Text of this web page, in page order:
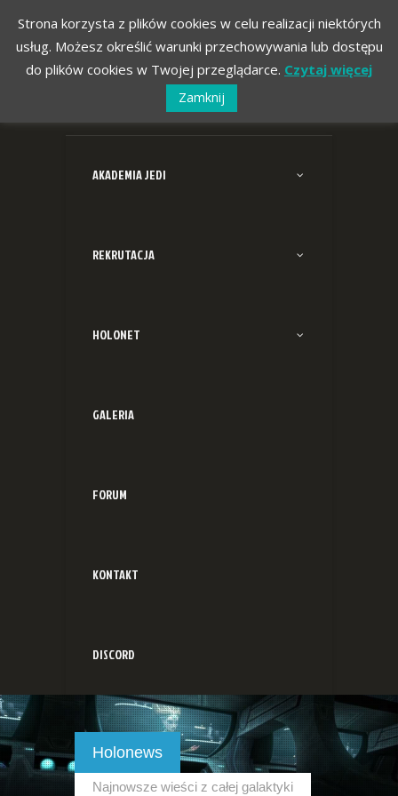
AKADEMIA JEDI
REKRUTACJA
HOLONET
GALERIA
FORUM
KONTAKT
DISCORD
Holonews
Najnowsze wieści z całej galaktyki
Strona korzysta z plików cookies w celu realizacji niektórych
usług. Możesz określić warunki przechowywania lub dostępu
do plików cookies w Twojej przeglądarce. Czytaj więcej
Zamknij